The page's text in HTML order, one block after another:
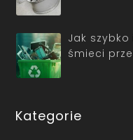
Jak
śmieci
Kategorie